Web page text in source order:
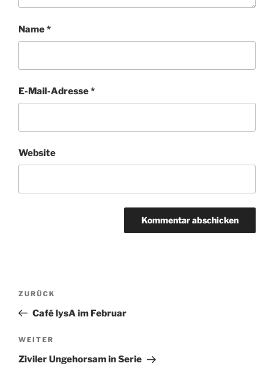
Name*
E-Mail-Adresse*
Website
Beitragsnavigation
Vorheriger
Beitrag
ZURÜCK
Café lysA im Februar
Nächster
Beitrag
WEITER
Ziviler Ungehorsam in Serie